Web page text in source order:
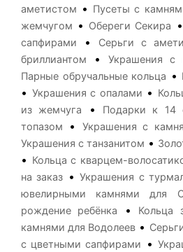
аметистом • Пусеты с
жемчугом • Обереги Секира •
сапфирами
• Серьги с
бриллиантом
•Украшения
Парные обручальные кольца •
• Украшения с опалами •
из жемчуга
• Подарки к 14
топазом
• Украшения с
Украшения с танзанитом •
• Кольца с кварцем-
на заказ •Украшения с
ювелирными камнями для
рождение ребёнка
• Кольца
камнями для Водолеев •
с цветными сапфирами
•